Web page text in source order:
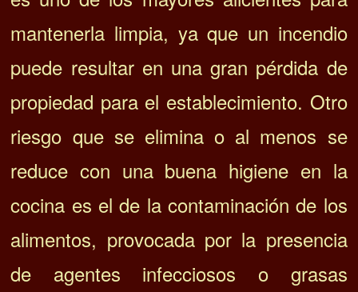
mantenerla limpia, ya que un incendio
puede resultar en una gran pérdida de
propiedad para el establecimiento. Otro
riesgo que se elimina o al menos se
reduce con una buena higiene en la
cocina es el de la contaminación de los
alimentos, provocada por la presencia
de agentes infecciosos o grasas